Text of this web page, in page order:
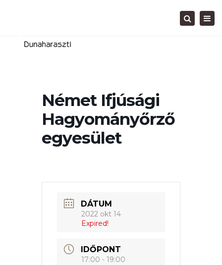
Search
Német Ifjúsági
Hagyományőrző
egyesület
DÁTUM
2022 okt 14
Expired!
IDŐPONT
17:00 - 19:00